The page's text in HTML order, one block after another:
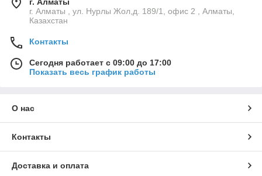
г. Алматы , ул. Нурлы Жол,д. 189/1, офис 2 , Алматы,
Казахстан
Контакты
Сегодня работает с 09:00 до 17:00
Показать весь график работы
О нас
Контакты
Доставка и оплата